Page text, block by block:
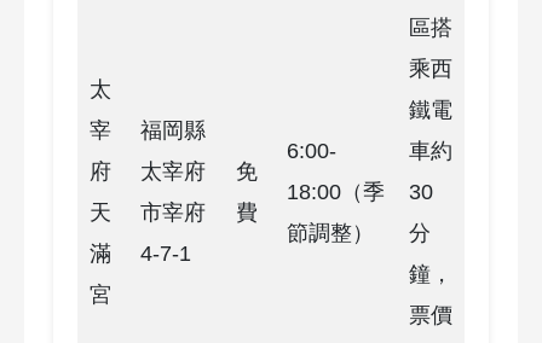
太
宰
府
天
滿
宮
福岡縣
太宰府
市宰府
4-7-1
免
費
6:00-
18:00（季
節調整）
區搭
乘西
鐵電
車約
30
分
鐘，
票價